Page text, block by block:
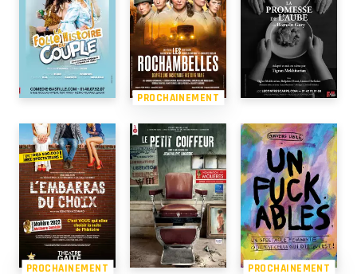
PROCHAINEMENT
PROCHAINEMENT PROCHAINEMENT